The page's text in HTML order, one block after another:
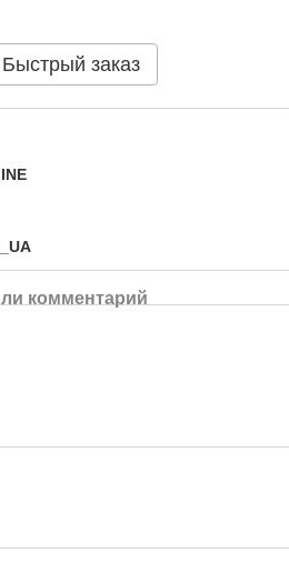
Быстрый заказ
комментарий